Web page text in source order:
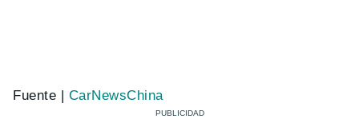
Fuente | CarNewsChina